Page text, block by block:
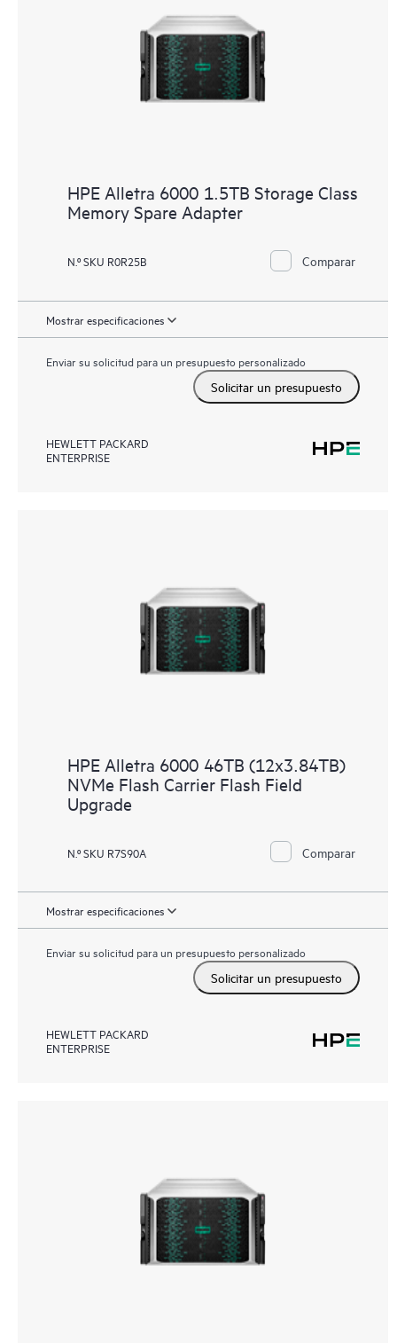
HPE Alletra 6000 1.5TB Storage Class
Memory Spare Adapter
N.º SKU R0R25B Comparar
Mostrar especificaciones
Enviar su solicitud para un presupuesto personalizado
Solicitar un presupuesto
HEWLETT PACKARD
ENTERPRISE
HPE Alletra 6000 46TB (12x3.84TB)
NVMe Flash Carrier Flash Field
Upgrade
N.º SKU R7S90A Comparar
Mostrar especificaciones
Enviar su solicitud para un presupuesto personalizado
Solicitar un presupuesto
HEWLETT PACKARD
ENTERPRISE